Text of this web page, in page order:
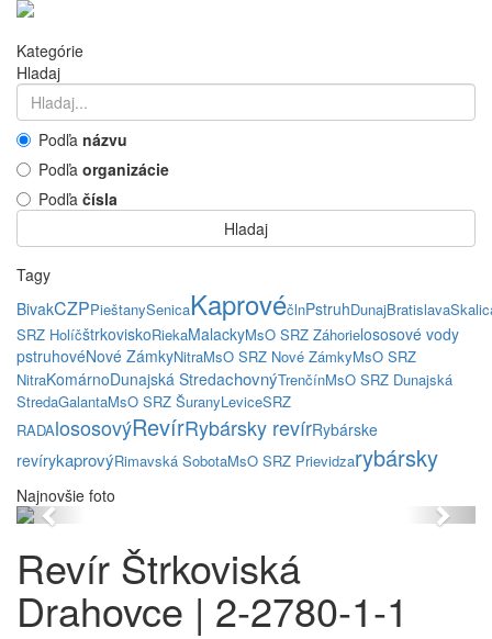
Kategórie
Hladaj
Podľa názvu
Podľa organizácie
Podľa čísla
Hladaj
Tagy
BivakCZPPieštanySenicaKaprovéčlnPstruhDunajBratislava
SRZ HolíčštrkoviskoRiekaMalackyMsO SRZ Záhorielososové vody
pstruhovéNové ZámkyNitraMsO SRZ Nové ZámkyMsO SRZ
NitraKomárnoDunajská StredachovnýTrenčínMsO SRZ Dunajská
StredaGalantaMsO SRZ ŠuranyLeviceSRZ
RADAlososovýRevírRybársky revírRybárske
revírykaprovýRimavská SobotaMsO SRZ Prievidzarybársky
Najnovšie foto
Previous Next
Revír Štrkoviská
Drahovce | 2-2780-1-1